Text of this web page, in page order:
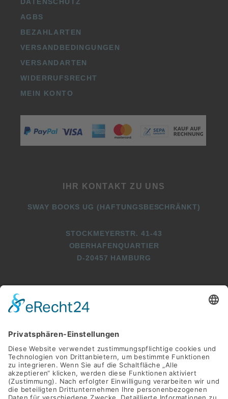
AGBS
BEZAHLARTEN
VERSANDBEDINGUNGEN
VERSANDARTEN
WIDERRUFSRECHT
MEIN KONTO
IHR KONTAKT ZU UNS
SWAY BOOKS UG (HAFTUNGSBESCHRÄNKT)
STOCKMEYERSTR. 41-43
OBERHAFENQUARTIER
D-20457 HAMBURG
+49 (0)40 2716369 9
INFO@SWAY-BOOKS.DE
      